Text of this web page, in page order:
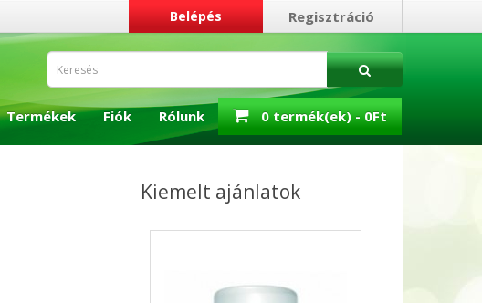
Belépés Regisztráció
Termékek Fiók Rólunk 0 termék(ek) - 0Ft
Kiemelt ajánlatok